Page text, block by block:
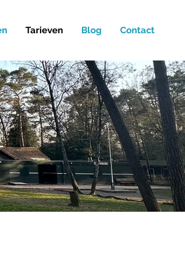
Tarieven Blog Contact